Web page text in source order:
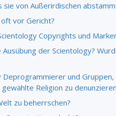
sie von Außerirdischen
vor Gericht?
Copyrights und
der Scientology?
und Gruppen,
Religion zu
zu beherrschen?